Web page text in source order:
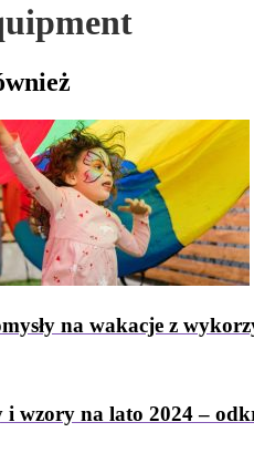
na wakacje z
i wzory na lato 2024 –